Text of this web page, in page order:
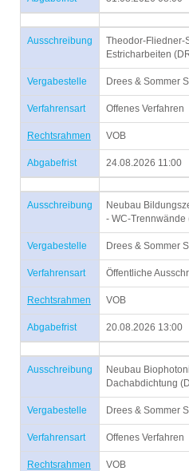
Ausschreibung
Theodor-Fliedner-
Estricharbeiten
Vergabestelle Drees & Sommer
Verfahrensart Offenes Verfahren
Rechtsrahmen VOB
Abgabefrist 24.08.2026 11:00
Ausschreibung
Neubau
- WC-
Vergabestelle Drees & Sommer
Verfahrensart Öffentliche
Rechtsrahmen VOB
Abgabefrist 20.08.2026 13:00
Ausschreibung
Neubau
Dachabdichtung
Vergabestelle Drees & Sommer
Verfahrensart Offenes Verfahren
Rechtsrahmen VOB